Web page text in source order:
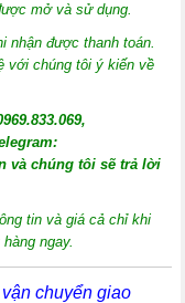
mở và sử dụng.
nhận được thanh toán.
với chúng tôi ý kiến về
và chúng tôi sẽ trả lời
tin và giá cả chỉ khi
ngay.
chuyển giao